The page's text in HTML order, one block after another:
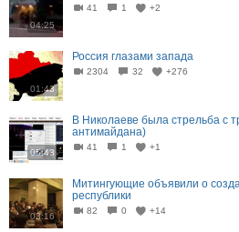
04:25
41 1 +2
01:43
Россия глазами запада
2304 32 +276
05:43
В Николаеве была стрельба с
антимайдана)
41 1 +1
03:16
Митингующие объявили о
республики
82 0 +14